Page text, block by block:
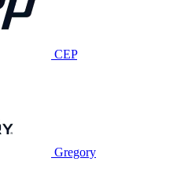
CEP
Gregory